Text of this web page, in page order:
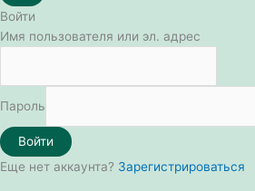
Войти
Имя пользователя или эл. адрес
Пароль
Войти
Еще нет аккаунта? Зарегистрироваться